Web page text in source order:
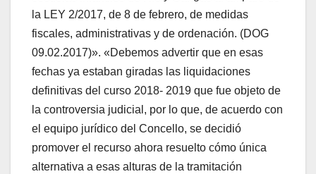
la LEY 2/2017, de 8 de febrero, de medidas
fiscales, administrativas y de ordenación. (DOG
09.02.2017)». «Debemos advertir que en esas
fechas ya estaban giradas las liquidaciones
definitivas del curso 2018- 2019 que fue objeto de
la controversia judicial, por lo que, de acuerdo con
el equipo jurídico del Concello, se decidió
promover el recurso ahora resuelto cómo única
alternativa a esas alturas de la tramitación